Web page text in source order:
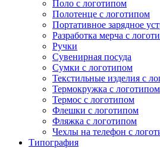
Поло с логотипом
Полотенце с логотипом
Портативное зарядное
Разработка мерча с
Ручки
Сувенирная посуда
Сумки с логотипом
Текстильные изделия с
Термокружка с логотипом
Термос с логотипом
Флешки с логотипом
Фляжка с логотипом
Чехлы на телефон с
Типография